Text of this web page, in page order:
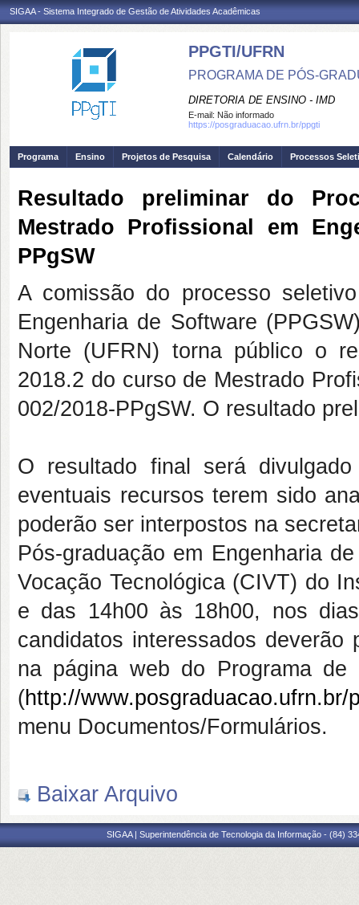
SIGAA - Sistema Integrado de Gestão de Atividades Acadêmicas
PPGTI/UFRN
PROGRAMA DE PÓS-
DIRETORIA DE ENSINO - IMD
E-mail: Não informado
https://posgraduacao.ufrn.br/ppgti
Programa Ensino Projetos de Pesquisa Calendário Processos
Resultado preliminar do
Mestrado Profissional em
PPgSW
A comissão do processo
Engenharia de Software
Norte (UFRN) torna público o
2018.2 do curso de Mestrado
002/2018-PPgSW. O resultado
O resultado final será
eventuais recursos terem sido
poderão ser interpostos na
Pós-graduação em Engenharia
Vocação Tecnológica (CIVT) do
e das 14h00 às 18h00, nos
candidatos interessados deverão
na página web do Programa de
(http://www.posgraduacao.ufrn.br/
menu Documentos/Formulários.
Baixar Arquivo
SIGAA | Superintendência de Tecnologia da Informação - (84)